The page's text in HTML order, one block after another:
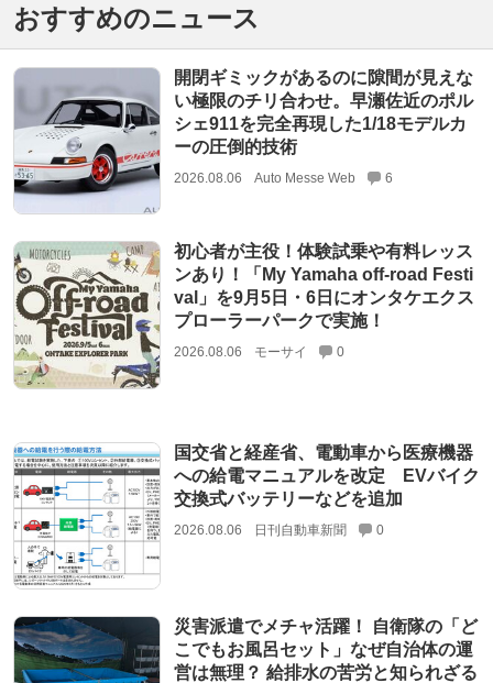
おすすめのニュース
開閉ギミックがあるのに隙間が見えな
い極限のチリ合わせ。早瀬佐近のポル
シェ911を完全再現した1/18モデルカ
ーの圧倒的技術
2026.08.06 Auto Messe Web 6
初心者が主役！体験試乗や有料レッス
ンあり！「My Yamaha off-road Festi
val」を9月5日・6日にオンタケエクス
プローラーパークで実施！
2026.08.06 モーサイ 0
国交省と経産省、電動車から医療機器
への給電マニュアルを改定 EVバイク
交換式バッテリーなどを追加
2026.08.06 日刊自動車新聞 0
災害派遣でメチャ活躍！ 自衛隊の「ど
こでもお風呂セット」なぜ自治体の運
営は無理？ 給排水の苦労と知られざる